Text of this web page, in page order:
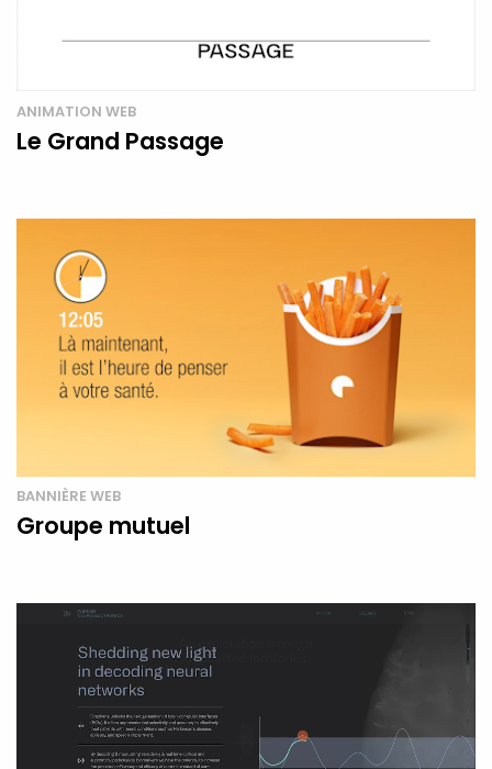
ANIMATION WEB
Le Grand Passage
BANNIÈRE WEB
Groupe mutuel